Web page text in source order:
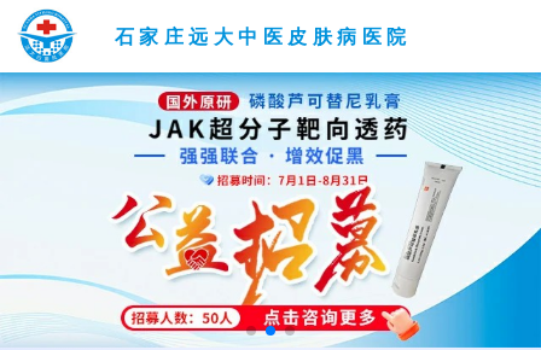
石家庄远大中医皮肤病医院